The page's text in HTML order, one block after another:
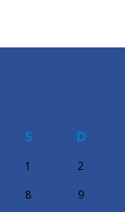
S D
1
2
8
9